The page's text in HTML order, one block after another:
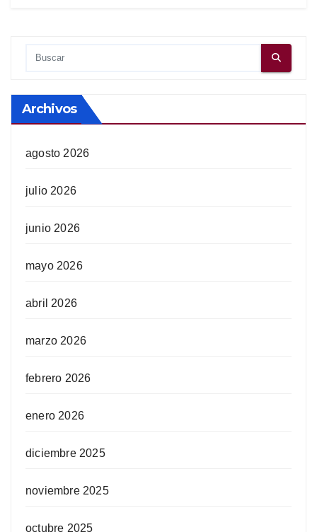
Archivos
agosto 2026
julio 2026
junio 2026
mayo 2026
abril 2026
marzo 2026
febrero 2026
enero 2026
diciembre 2025
noviembre 2025
octubre 2025